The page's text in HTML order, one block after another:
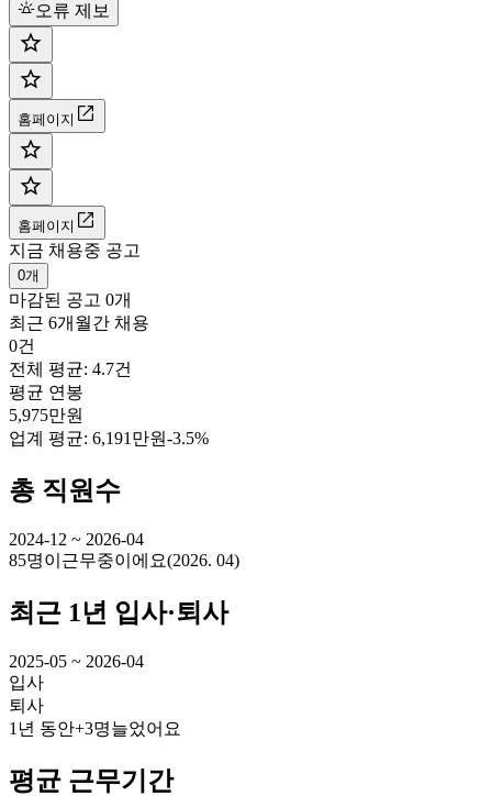
오류 제보
홈페이지
홈페이지
지금 채용중 공고
0개
마감된 공고 0개
최근 6개월간 채용
0건
전체 평균: 4.7건
평균 연봉
5,975만원
업계 평균: 6,191만원-3.5%
총 직원수
2024-12 ~ 2026-04
85명이 근무중이에요(2026. 04)
최근 1년 입사·퇴사
2025-05 ~ 2026-04
입사
퇴사
1년 동안+3명늘었어요
평균 근무기간